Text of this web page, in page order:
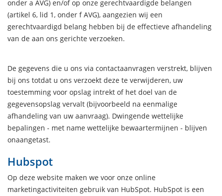
onder a AVG) en/of op onze gerechtvaardigde belangen
(artikel 6, lid 1, onder f AVG), aangezien wij een
gerechtvaardigd belang hebben bij de effectieve afhandeling
van de aan ons gerichte verzoeken.
De gegevens die u ons via contactaanvragen verstrekt, blijven
bij ons totdat u ons verzoekt deze te verwijderen, uw
toestemming voor opslag intrekt of het doel van de
gegevensopslag vervalt (bijvoorbeeld na eenmalige
afhandeling van uw aanvraag). Dwingende wettelijke
bepalingen - met name wettelijke bewaartermijnen - blijven
onaangetast.
Hubspot
Op deze website maken we voor onze online
marketingactiviteiten gebruik van HubSpot. HubSpot is een